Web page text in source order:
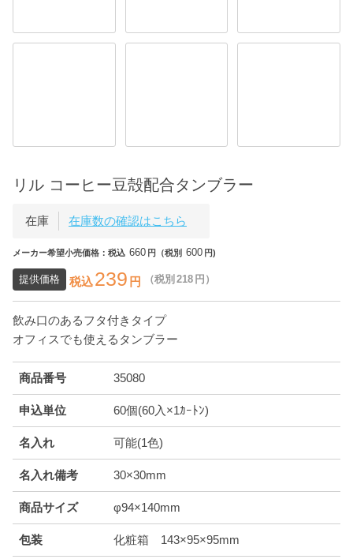
リル コーヒー豆殻配合タンブラー
在庫 在庫数の確認はこちら
メーカー希望小売価格：税込 660 円（税別 600 円)
提供価格 税込239 円 （税別 218 円）
飲み口のあるフタ付きタイプ
オフィスでも使えるタンブラー
商品番号 35080
申込単位 60個(60入×1ｶｰﾄﾝ)
名入れ 可能(1色)
名入れ備考 30×30mm
商品サイズ φ94×140mm
包装 化粧箱 143×95×95mm